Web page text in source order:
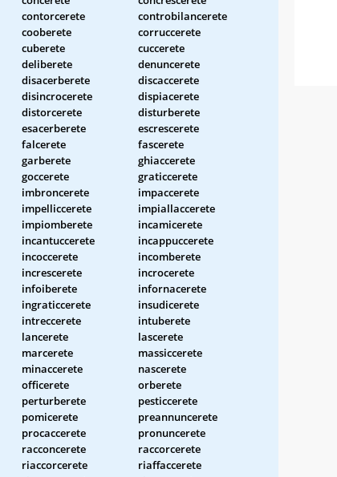
contorcerete
controbilancerete
cooberete
corruccerete
cuberete
cuccerete
deliberete
denuncerete
disacerberete
discaccerete
disincrocerete
dispiacerete
distorcerete
disturberete
esacerberete
escrescerete
falcerete
fascerete
garberete
ghiaccerete
goccerete
graticcerete
imbroncerete
impaccerete
impelliccerete
impiallaccerete
impiomberete
incamicerete
incantuccerete
incappuccerete
incoccerete
incomberete
increscerete
incrocerete
infoiberete
infornacerete
ingraticcerete
insudicerete
intreccerete
intuberete
lancerete
lascerete
marcerete
massiccerete
minaccerete
nascerete
officerete
orberete
perturberete
pesticcerete
pomicerete
preannuncerete
procaccerete
pronuncerete
racconcerete
raccorcerete
riaccorcerete
riaffaccerete